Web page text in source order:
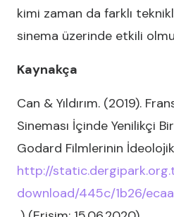
kimi zaman da farklı
sinema üzerinde etkili
Kaynakça
Can & Yıldırım. (2019).
Sineması İçinde Yenilikçi
Godard Filmlerinin
http://
download/445c/1b26/